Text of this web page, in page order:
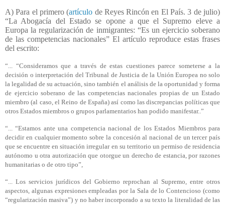
A) Para el primero (artículo de Reyes Rincón en El País. 3 de julio)
“La Abogacía del Estado se opone a que el Supremo eleve a
Europa la regularización de inmigrantes: “Es un ejercicio soberano
de las competencias nacionales” El artículo reproduce estas frases
del escrito:
“... “Consideramos que a través de estas cuestiones parece someterse a la
decisión o interpretación del Tribunal de Justicia de la Unión Europea no solo
la legalidad de su actuación, sino también el análisis de la oportunidad y forma
de ejercicio soberano de las competencias nacionales propias de un Estado
miembro (al caso, el Reino de España) así como las discrepancias políticas que
otros Estados miembros o grupos parlamentarios han podido manifestar..”
“... “Estamos ante una competencia nacional de los Estados Miembros para
decidir en cualquier momento sobre la concesión al nacional de un tercer país
que se encuentre en situación irregular en su territorio un permiso de residencia
autónomo u otra autorización que otorgue un derecho de estancia, por razones
humanitarias o de otro tipo”,
“... Los servicios jurídicos del Gobierno reprochan al Supremo, entre otros
aspectos, algunas expresiones empleadas por la Sala de lo Contencioso (como
“regularización masiva”) y no haber incorporado a su texto la literalidad de las